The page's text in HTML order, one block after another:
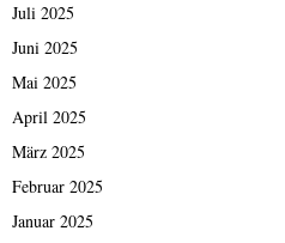
Juli 2025
Juni 2025
Mai 2025
April 2025
März 2025
Februar 2025
Januar 2025